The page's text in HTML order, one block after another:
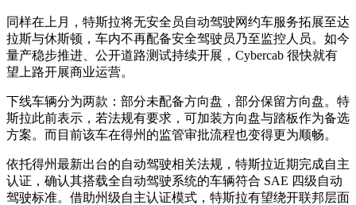
同样在上月，特斯拉将无安全员自动驾驶网约车服务拓展至达
拉斯与休斯顿，车内不再配备安全驾驶员乃至监控人员。如今
量产稳步推进、公开道路测试持续开展，Cybercab 很快就有
望上路开展商业运营。
下线车辆分为两款：部分未配备方向盘，部分保留方向盘。特
斯拉此前表示，若法规有要求，可加装方向盘与踏板作为备选
方案。而目前该车在得州的监管审批流程也变得更为顺畅。
依托得州最新出台的自动驾驶相关法规，特斯拉近期完成自主
认证，确认其搭载全自动驾驶系统的车辆符合 SAE 四级自动
驾驶标准。借助州级自主认证模式，特斯拉有望绕开联邦层面